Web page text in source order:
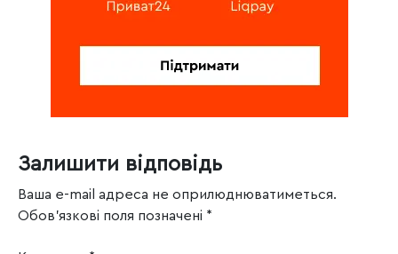
Залишити відповідь
Ваша e-mail адреса не оприлюднюватиметься.
Обов’язкові поля позначені *